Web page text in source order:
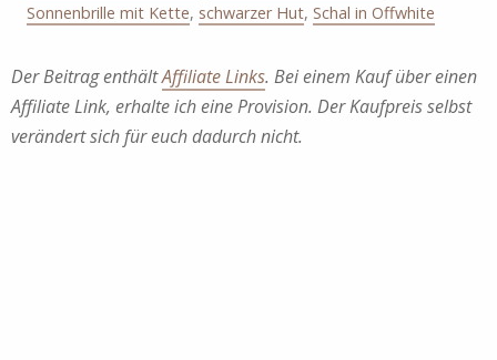
Sonnenbrille mit Kette, schwarzer Hut,Schal in Offwhite
Der Beitrag enthältAffiliate Links. Bei einem Kauf über einen
Affiliate Link, erhalte ich eine Provision. Der Kaufpreis selbst
verändert sich für euch dadurch nicht.